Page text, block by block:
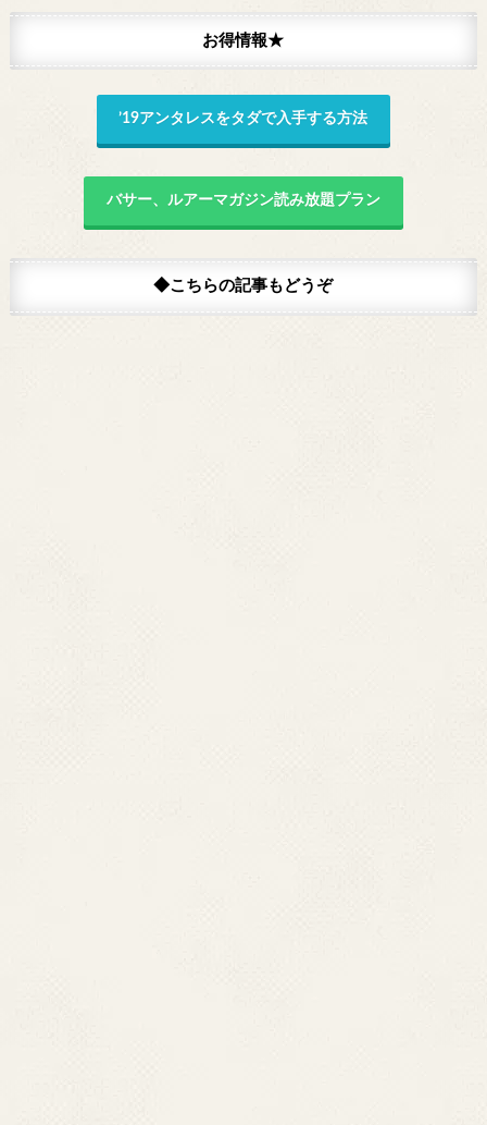
お得情報★
’19アンタレスをタダで入手する方法
バサー、ルアーマガジン読み放題プラン
◆こちらの記事もどうぞ